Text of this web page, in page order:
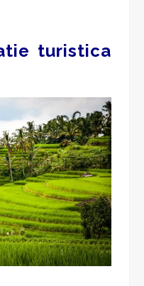
turistica